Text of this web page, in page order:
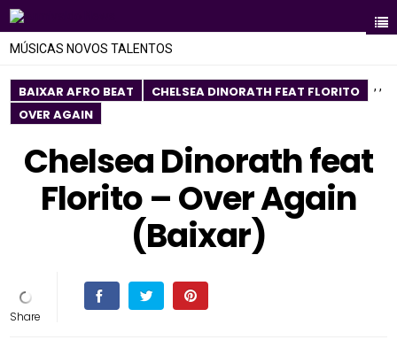
MÚSICAS NOVOS TALENTOS
BAIXAR AFRO BEAT ,
CHELSEA DINORATH FEAT FLORITO ,
OVER AGAIN
Chelsea Dinorath feat
Florito – Over Again
(Baixar)